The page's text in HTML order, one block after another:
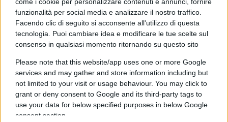
funzionalità per social media e analizzare il nostro traffico.
Facendo clic di seguito si acconsente all'utilizzo di questa
tecnologia. Puoi cambiare idea e modificare le tue scelte sul
consenso in qualsiasi momento ritornando su questo sito
Please note that this website/app uses one or more Google
services and may gather and store information including but
not limited to your visit or usage behaviour. You may click to
grant or deny consent to Google and its third-party tags to
use your data for below specified purposes in below Google
consent section.
usual.
2. AR5 (2014) ha ristretto questo dato a 1,5°C a
4,5°C, ma con maggiore enfasi sugli scenari di
emissioni più basse.
3. AR6 (2021) ha ulteriormente perfezionato queste
stime, suggerendo un intervallo probabile
compreso tra 1,0 °C e 3,5 °C per scenari di
emissioni inferiori, ma riconoscendo comunque i